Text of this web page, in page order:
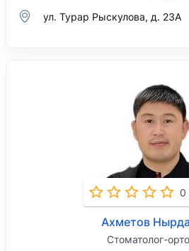
ул. Турар Рыскулова, д. 23А
0
Ахметов
Стоматолог-